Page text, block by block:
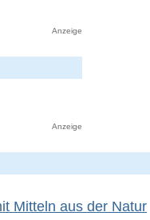
Anzeige
Anzeige
Mitteln aus der Natur